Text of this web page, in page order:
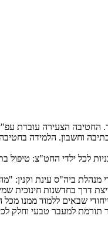
הגן וכיתות א' בקומפלקס אחד.
וחשבון. הלמידה
לכל ילדי החט"צ:
ביה"ס עינת וקנין:
דרך בחדשנות חינוכית
שבאים ללמוד ממנו
תורמת למעבר טבעי וחלק